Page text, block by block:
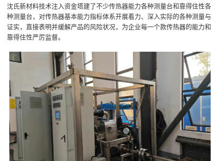
沈氏新材料技术注入资金塔建了不少传热器能力各种测量台和靠得住性各
种测量台，对传热器基本能力指标体系开展着力、深入实际的各种测量与
证实，直接表明并缓解产品的风险状况，为企业每一个款传热器的能力和
靠得住性严厉监督。